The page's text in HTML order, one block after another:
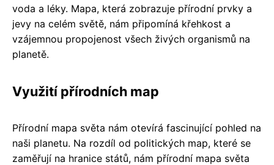
voda a léky. Mapa, která zobrazuje přírodní prvky a
jevy na celém světě, nám připomíná křehkost a
vzájemnou propojenost všech živých organismů na
planetě.
Využití přírodních map
Přírodní mapa světa nám otevírá fascinující pohled na
naši planetu. Na rozdíl od politických map, které se
zaměřují na hranice států, nám přírodní mapa světa